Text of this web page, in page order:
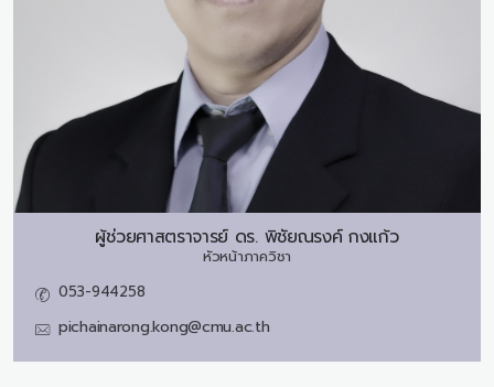
ผู้ช่วยศาสตราจารย์ ดร. พิชัยณรงค์ กงแก้ว
หัวหน้าภาควิชา
053-944258
pichainarong.kong@cmu.ac.th